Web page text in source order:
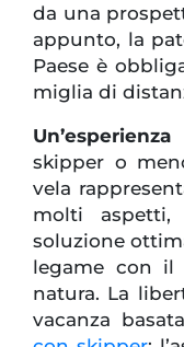
da una
appunto, la
Paese è
miglia di
skipper o
vela
molti
soluzione
legame con il
natura. La
vacanza